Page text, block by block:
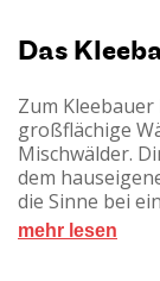
Das
Zum
großflächige
Mischwälder.
dem
die Sinne bei
liegt die Natur
mehr lesen